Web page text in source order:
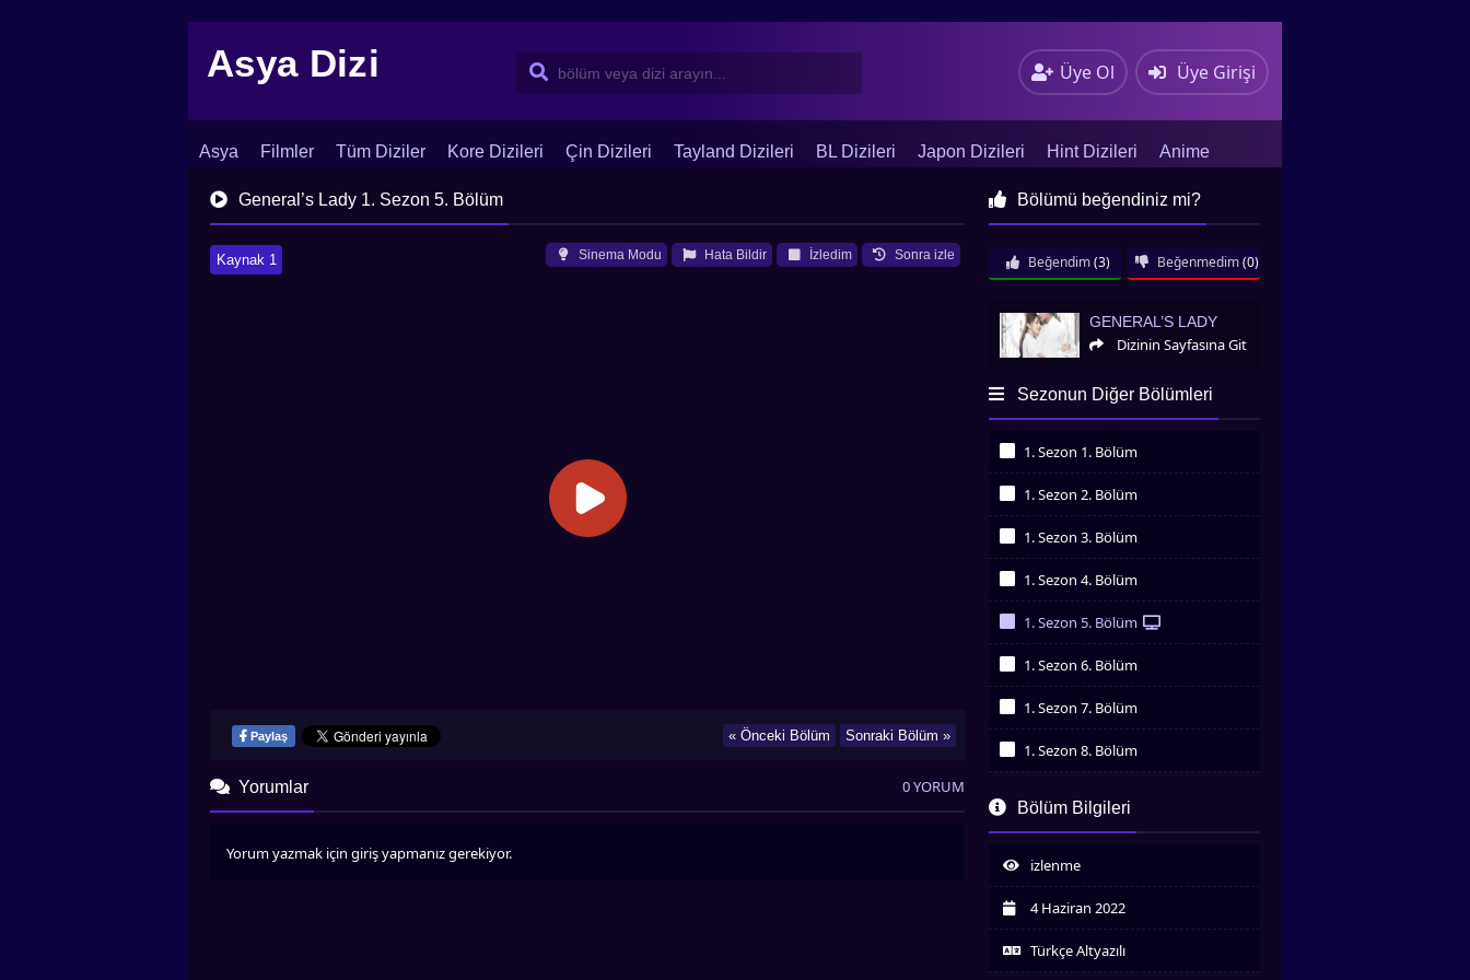
Asya Dizi Üye Ol Üye Girişi
Asya Filmler Tüm Diziler Kore Dizileri Çin Dizileri Tayland Dizileri BL Dizileri Japon Dizileri Hint Dizileri Anime
İletişim Blog Dizi Arşivi
General’s Lady 1. Sezon 5. Bölüm
Kaynak 1 Sonra izle
İzledim
Hata Bildir
Sinema Modu
Paylaş Sonraki Bölüm »
« Önceki Bölüm
Bölümü beğendiniz mi?
Beğendim (3) Beğenmedim (0)
General’s Lady
GENERAL’S LADY
Dizinin Sayfasına Git
Sezonun Diğer Bölümleri
1. Sezon 1. Bölüm
1. Sezon 2. Bölüm
1. Sezon 3. Bölüm
1. Sezon 4. Bölüm
1. Sezon 5. Bölüm
1. Sezon 6. Bölüm
1. Sezon 7. Bölüm
1. Sezon 8. Bölüm
İzledim
İzledim
1. Sezon 10. Bölüm
İzledim
İzledim
1. Sezon 13. Bölüm
Bölüm Bilgileri
izlenme
4 Haziran 2022
Türkçe Altyazılı
Yorumlar 0 YORUM
Yorum yazmak için giriş yapmanız gerekiyor.